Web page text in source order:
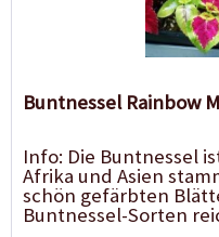
Buntnessel Rainbow
Info: Die Buntnessel
Afrika und Asien
schön gefärbten
Buntnessel-Sorten